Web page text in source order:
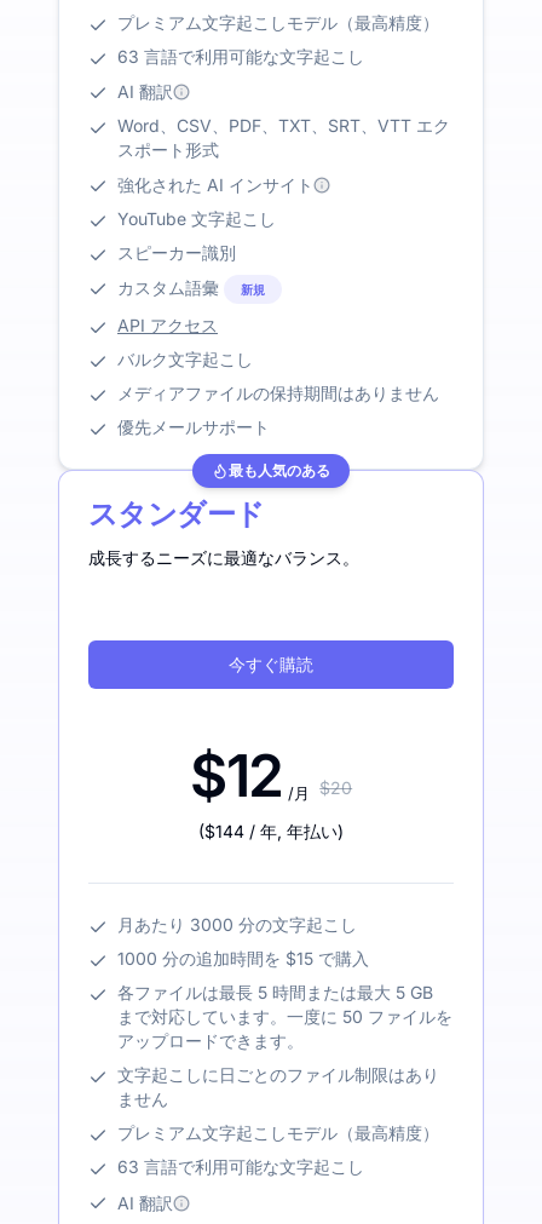
プレミアム文字起こしモデル（最高精度）
63 言語で利用可能な文字起こし
AI 翻訳
Word、CSV、PDF、TXT、SRT、VTT エク
スポート形式
強化された AI インサイト
YouTube 文字起こし
スピーカー識別
カスタム語彙
新規
API アクセス
バルク文字起こし
メディアファイルの保持期間はありません
優先メールサポート
最も人気のある
スタンダード
成長するニーズに最適なバランス。
今すぐ購読
$12 /月 $20
($144 / 年, 年払い)
月あたり 3000 分の文字起こし
1000 分の追加時間を $15 で購入
各ファイルは最長 5 時間または最大 5 GB
まで対応しています。一度に 50 ファイルを
アップロードできます。
文字起こしに日ごとのファイル制限はあり
ません
プレミアム文字起こしモデル（最高精度）
63 言語で利用可能な文字起こし
AI 翻訳